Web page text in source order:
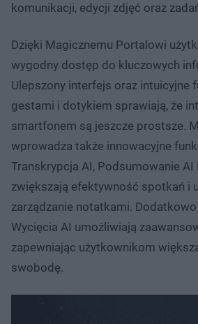
komunikacji, edycji zdjęć oraz
Dzięki Magicznemu Portalowi
wygodny dostęp do kluczowych
Ulepszony interfejs oraz intuicyjne
gestami i dotykiem sprawiają, że
smartfonem są jeszcze prostsze.
wprowadza także innowacyjne
Transkrypcja AI, Podsumowanie
zwiększają efektywność spotkań i
zarządzanie notatkami.
Wycięcia AI umożliwiają
zapewniając użytkownikom
swobodę.